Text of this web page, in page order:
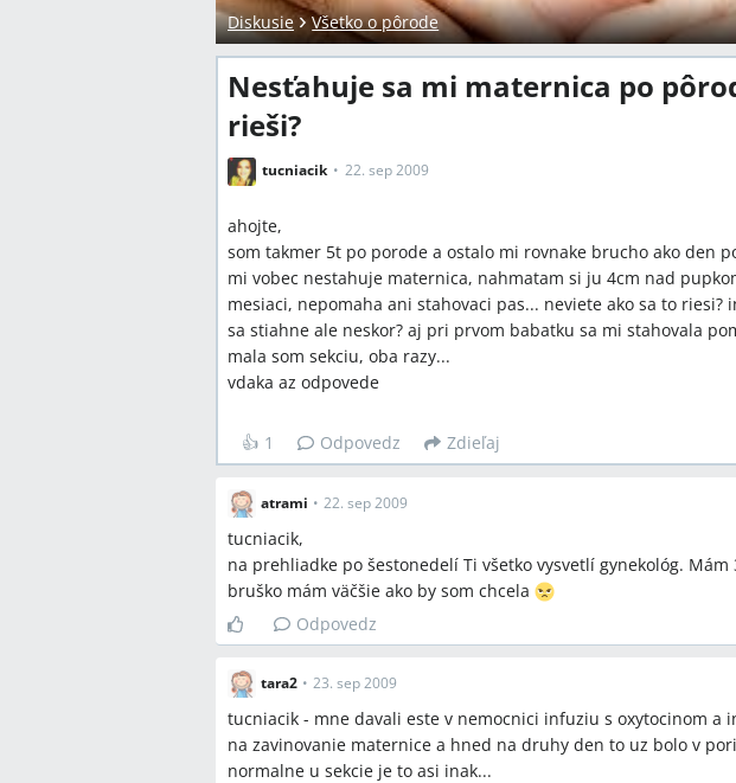
Diskusie Všetko o pôrode
Nesťahuje sa mi maternica po
rieši?
tucniacik 22. sep 2009
ahojte,
som takmer 5t po porode a ostalo mi rovnake brucho ako den
mi vobec nestahuje maternica, nahmatam si ju 4cm nad
mesiaci, nepomaha ani stahovaci pas... neviete ako sa to riesi?
sa stiahne ale neskor? aj pri prvom babatku sa mi stahovala
mala som sekciu, oba razy...
vdaka az odpovede
👍 1 Odpovedz Zdieľaj
atrami • 22. sep 2009
tucniacik,
na prehliadke po šestonedelí Ti všetko vysvetlí gynekológ. Mám
bruško mám väčšie ako by som chcela
Odpovedz
tara2 • 23. sep 2009
tucniacik - mne davali este v nemocnici infuziu s oxytocinom a
na zavinovanie maternice a hned na druhy den to uz bolo v
normalne u sekcie je to asi inak...